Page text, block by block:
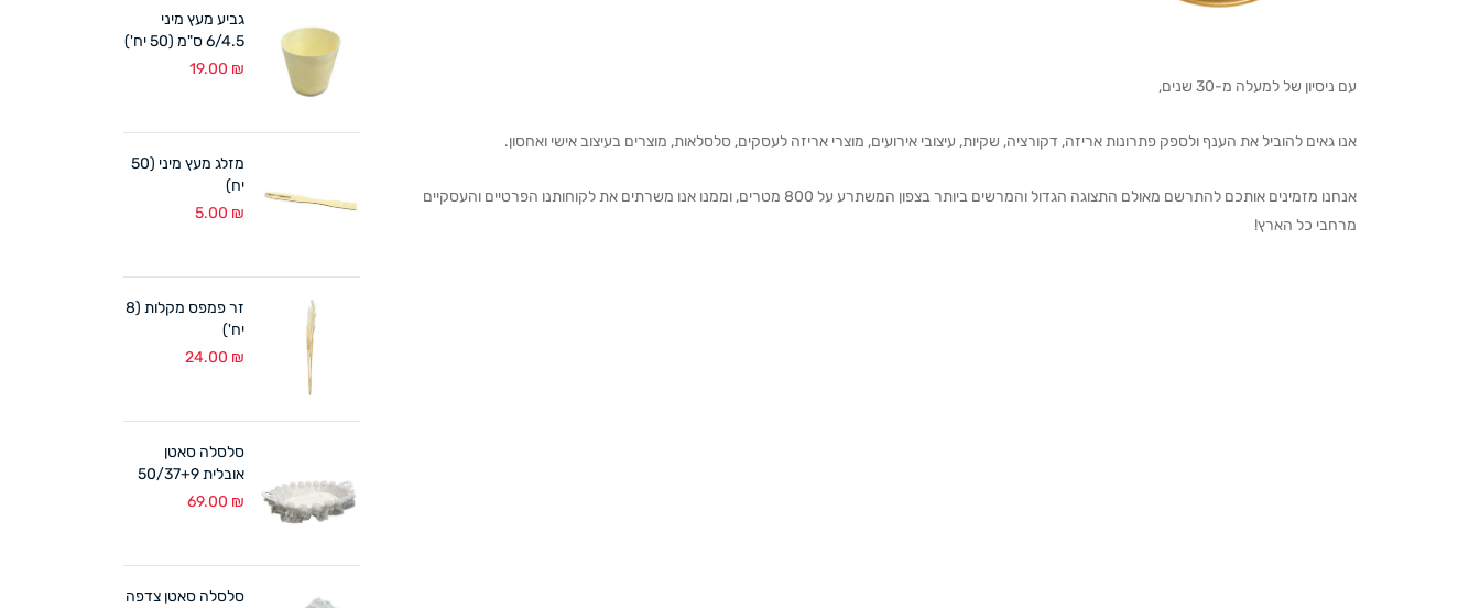
עם ניסיון של למעלה מ-30 שנים,
אנו גאים להוביל את הענף ולספק פתרונות אריזה, דקורציה, שקיות, עיצובי אירועים, מוצרי אריזה לעסקים, סלסלאות, מוצרים בעיצוב אישי ואחסון.
אנחנו מזמינים אותכם להתרשם מאולם התצוגה הגדול והמרשים ביותר בצפון המשתרע על 800 מטרים, וממנו אנו משרתים את לקוחותנו הפרטיים והעסקיים
מרחבי כל הארץ!
גביע מעץ מיני
6/4.5 ס"מ (50 יח')
19.00 ₪
מזלג מעץ מיני (50
יח)
5.00 ₪
זר פמפס מקלות (8
יח')
24.00 ₪
סלסלה סאטן
אובלית 50/37+9
ס"מ לבן
69.00 ₪
סלסלה סאטן צדפה